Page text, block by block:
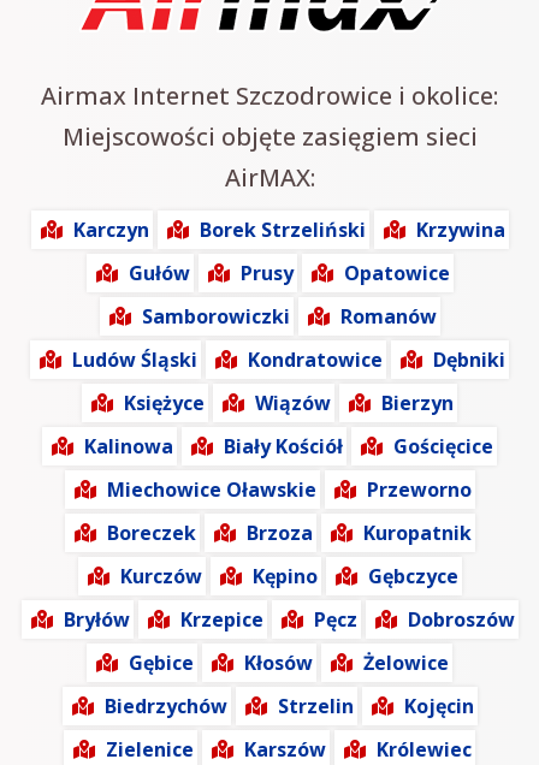
Airmax Internet Szczodrowice i okolice:
Miejscowości objęte zasięgiem sieci
AirMAX:
Karczyn Borek Strzeliński
Krzywina
Gułów
Prusy
Opatowice
Samborowiczki
Romanów
Ludów Śląski
Kondratowice
Dębniki
Księżyce
Wiązów
Bierzyn
Kalinowa
Biały Kościół
Gościęcice
Miechowice Oławskie
Przeworno
Boreczek
Brzoza
Kuropatnik
Kurczów
Kępino
Gębczyce
Bryłów
Krzepice Pęcz
Dobroszów
Gębice
Kłosów
Żelowice
Biedrzychów
Strzelin
Kojęcin
Zielenice
Karszów
Królewiec